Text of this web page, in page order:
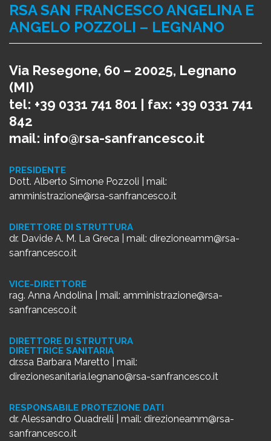
RSA SAN FRANCESCO ANGELINA E
ANGELO POZZOLI – LEGNANO
Via Resegone, 60 – 20025, Legnano
(MI)
tel: +39 0331 741 801 | fax: +39 0331 741
842
mail: info@rsa-sanfrancesco.it
PRESIDENTE
Dott. Alberto Simone Pozzoli | mail:
amministrazione@rsa-sanfrancesco.it
DIRETTORE DI STRUTTURA
dr. Davide A. M. La Greca | mail: direzioneamm@rsa-
sanfrancesco.it
VICE-DIRETTORE
rag. Anna Andolina | mail: amministrazione@rsa-
sanfrancesco.it
DIRETTORE DI STRUTTURA
DIRETTRICE SANITARIA
dr.ssa Barbara Maretto | mail:
direzionesanitaria.legnano@rsa-sanfrancesco.it
RESPONSABILE PROTEZIONE DATI
dr. Alessandro Quadrelli | mail: direzioneamm@rsa-
sanfrancesco.it